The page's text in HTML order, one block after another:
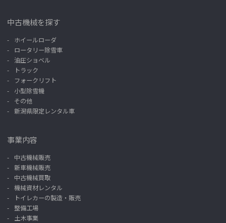
中古機械を探す
ホイールローダ
ロータリー除雪車
油圧ショベル
トラック
フォークリフト
小型除雪機
その他
新潟県限定レンタル車
事業内容
中古機械販売
新車機械販売
中古機械買取
機械資材レンタル
トイレカーの製造・販売
整備工場
土木事業